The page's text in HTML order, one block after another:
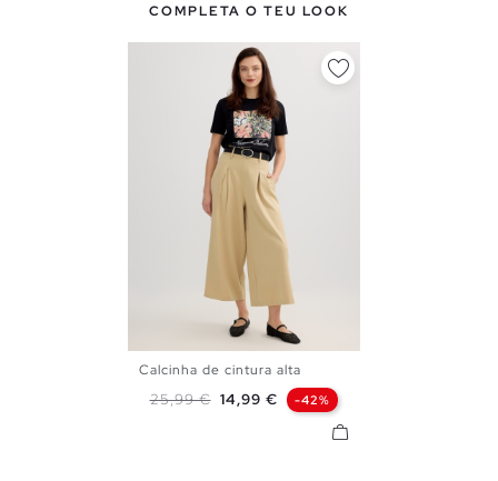
COMPLETA O TEU LOOK
Calcinha de cintura alta
Preço normal
25,99 € Preço
14,99 € -42%